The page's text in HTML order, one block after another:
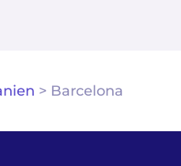
> Barcelona